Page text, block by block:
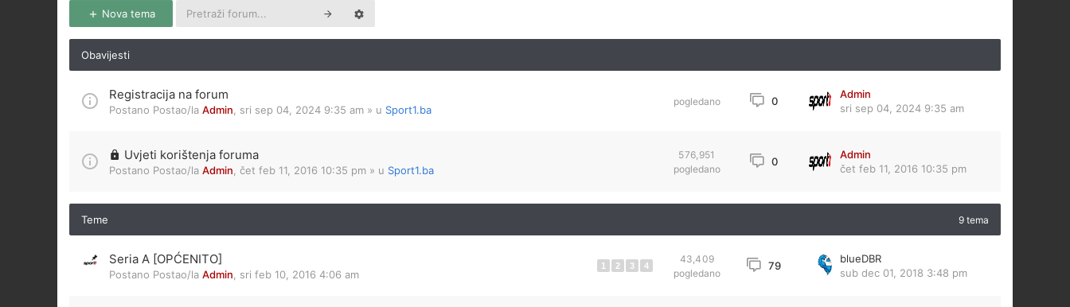
Nova tema
Obavijesti
Registracija na forum
Postano Postao/la Admin sri sep 04, 2024 9:35 am » u Sport1.ba
pogledano 0
Admin
sri sep 04, 2024 9:35 am
Uvjeti korištenja foruma
Postano Postao/la Admin čet feb 11, 2016 10:35 pm » u Sport1.ba
576,951
pogledano
0
Admin
čet feb 11, 2016 10:35 pm
Teme 9 tema
Seria A [OPĆENITO]
Postano Postao/la Admin sri feb 10, 2016 4:06 am
1 2 3 4
43,409
pogledano
79
blueDBR
sub dec 01, 2018 3:48 pm